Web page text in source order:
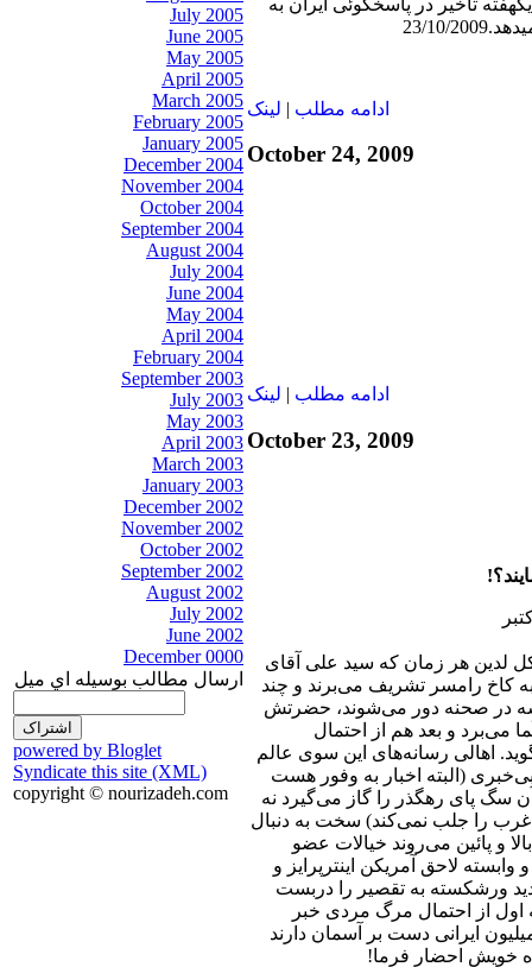
July 2005
June 2005
May 2005
April 2005
March 2005
February 2005
January 2005
December 2004
November 2004
October 2004
September 2004
August 2004
July 2004
June 2004
May 2004
April 2004
February 2004
September 2003
July 2003
May 2003
April 2003
March 2003
January 2003
December 2002
November 2002
October 2002
September 2002
August 2002
July 2002
June 2002
December 0000
ارسال مطالب بوسيله اي ميل
powered by Bloglet
Syndicate this site (XML)
copyright © nourizadeh.com
2009
ادامه مطلب | لينک
October 24, 2009
ادامه مطلب | لينک
October 23, 2009
لدین هر زمان که سید علی آقای
کاخ رامسر تشریف می‌برند و چند
در صحنه دور می‌شوند، حضرتش
می‌برد و بعد هم از احتمال
اهالی رسانه‌های این سوی عالم
(البته اخبار به وفور هست
آن سگ پای رهگذر را گاز می‌گیرد نه
را جلب نمی‌کند) سخت به دنبال
و پائین می‌روند خیالات عضو
لاحق آمریکن اینترپرایز و
ورشکسته به تقصیر را دربست
از احتمال مرگ مردی خبر
ایرانی دست بر آسمان دارند
خویش احضار فرما!